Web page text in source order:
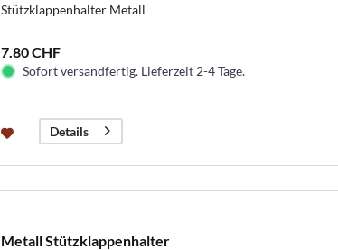
Stützklappenhalter Metall
7.80 CHF
Sofort versandfertig. Lieferzeit 2-4 Tage.
Details
Metall Stützklappenhalter